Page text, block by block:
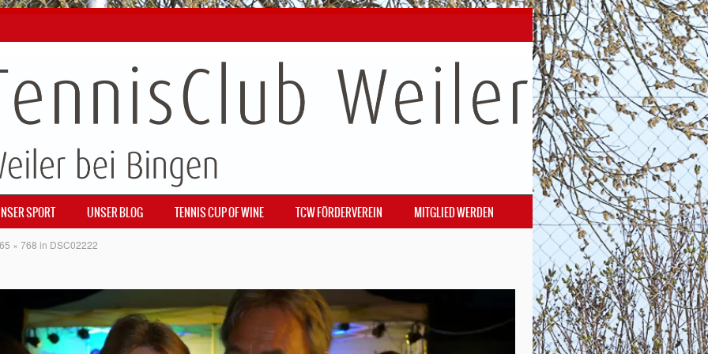
SPORT UNSER BLOG TENNIS CUP OF WINE TCW FÖRDERVEREIN MITGLIED WERDEN
× 768 in DSC02222